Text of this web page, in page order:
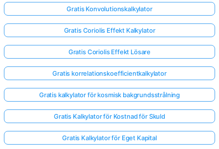
Gratis Konvolutionskalkylator
Gratis Coriolis Effekt Kalkylator
Gratis Coriolis Effekt Lösare
Gratis korrelationskoefficientkalkylator
Gratis kalkylator för kosmisk bakgrundsstrålning
Gratis Kalkylator för Kostnad för Skuld
Gratis Kalkylator för Eget Kapital